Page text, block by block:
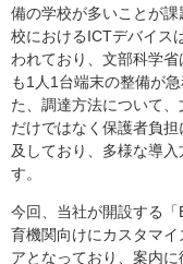
備の学校が多いことが
校におけるICTデバイス
われており、文部科学
も1人1台端末の整備が
た、調達方法について
だけではなく保護者負
及しており、多様な導
す。
今回、当社が開設する
育機関向けにカスタマ
アとなっており、案内